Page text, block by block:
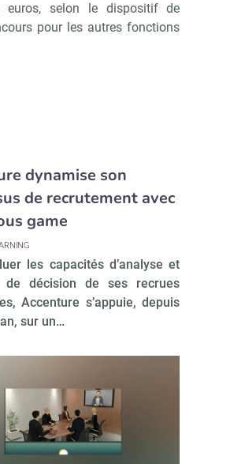
selon le dispositif de
pour les autres fonctions
dynamise son
de recrutement avec
game
les capacités d’analyse et
décision de ses recrues
Accenture s’appuie, depuis
sur un…